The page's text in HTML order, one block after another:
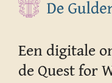
Een digitale
de Quest for